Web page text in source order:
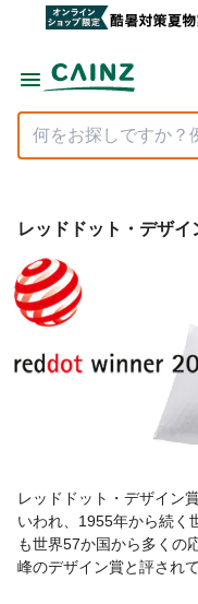
レッドドット・デザ
レッドドット・デザイン
いわれ、1955年から続く
も世界57か国から多くの
峰のデザイン賞と評されて